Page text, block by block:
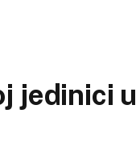
jedinici u